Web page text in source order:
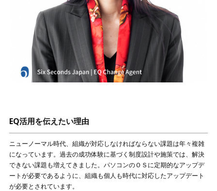
EQ活用を伝えたい理由
ニューノーマル時代、組織が対応しなければならない課題は年々複雑
になっています。過去の成功体験に基づく制度設計や施策では、解決
できない課題も増えてきました。パソコンのＯＳに定期的なアップデ
ートが必要であるように、組織も個人も時代に対応したアップデート
が必要とされています。